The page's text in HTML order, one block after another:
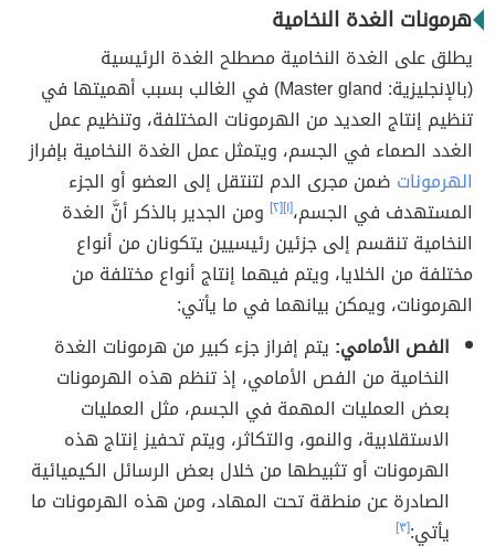
هرمونات الغدة النخامية
يطلق على الغدة النخامية مصطلح الغدة الرئيسية
(بالإنجليزية: Master gland) في الغالب بسبب أهميتها في
تنظيم إنتاج العديد من الهرمونات المختلفة، وتنظيم عمل
الغدد الصماء في الجسم، ويتمثل عمل الغدة النخامية بإفراز
الهرمونات ضمن مجرى الدم لتنتقل إلى العضو أو الجزء
المستهدف في الجسم،[١] [٢]
ومن الجدير بالذكر أنَّ الغدة
النخامية تنقسم إلى جزئين رئيسيين يتكونان من أنواع
مختلفة من الخلايا، ويتم فيهما إنتاج أنواع مختلفة من
الهرمونات، ويمكن بيانهما في ما يأتي:
الفص الأمامي: يتم إفراز جزء كبير من هرمونات الغدة
النخامية من الفص الأمامي، إذ تنظم هذه الهرمونات
بعض العمليات المهمة في الجسم، مثل العمليات
الاستقلابية، والنمو، والتكاثر، ويتم تحفيز إنتاج هذه
الهرمونات أو تثبيطها من خلال بعض الرسائل الكيميائية
الصادرة عن منطقة تحت المهاد، ومن هذه الهرمونات ما
يأتي:[٣]